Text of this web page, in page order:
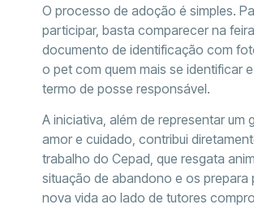
O processo de adoção é simples.
participar, basta comparecer na
documento de identificação com
o pet com quem mais se identificar
termo de posse responsável.
A iniciativa, além de representar um
amor e cuidado, contribui
trabalho do Cepad, que resgata
situação de abandono e os prepara
nova vida ao lado de tutores